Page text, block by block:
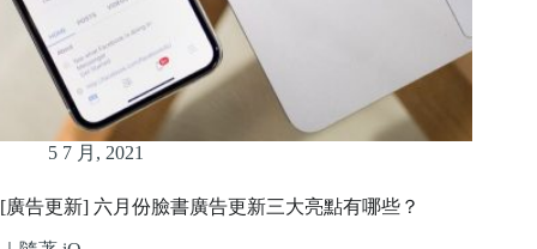
5 7 月, 2021
[廣告更新] 六月份臉書廣告更新三大亮點有哪些？